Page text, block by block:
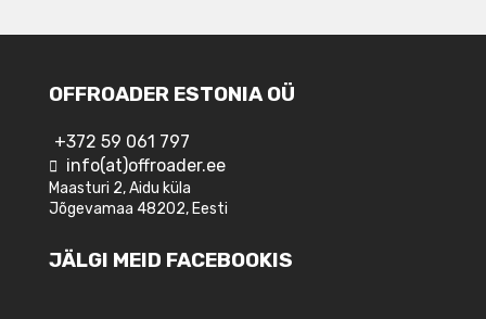
OFFROADER ESTONIA OÜ
+372 59 061 797
info(at)offroader.ee
Maasturi 2, Aidu küla
Jõgevamaa 48202, Eesti
JÄLGI MEID FACEBOOKIS